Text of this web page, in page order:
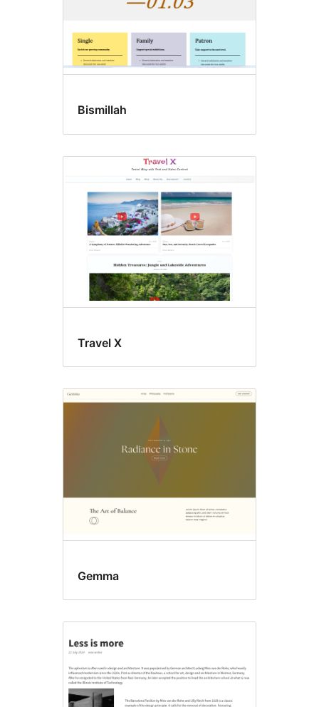
Bismillah
Travel X
Gemma